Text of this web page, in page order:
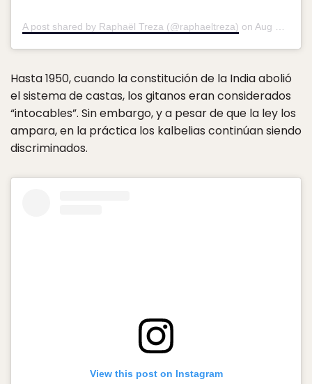
A post shared by Raphaël Treza (@raphaeltreza) on Aug 31, 2015 at 8:42am PDT
Hasta 1950, cuando la constitución de la India abolió
el sistema de castas, los gitanos eran considerados
“intocables”. Sin embargo, y a pesar de que la ley los
ampara, en la práctica los kalbelias continúan siendo
discriminados.
View this post on Instagram